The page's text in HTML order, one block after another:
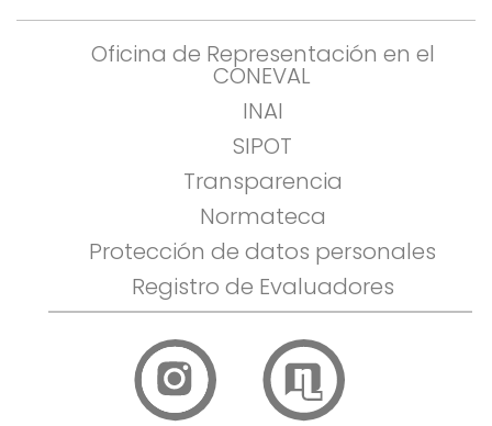
Oficina de Representación en el
CONEVAL
INAI
SIPOT
Transparencia
Normateca
Protección de datos personales
Registro de Evaluadores